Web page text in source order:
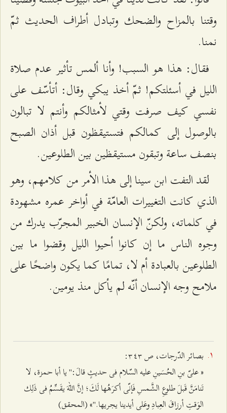
وقتنا بالمزاح والضحك وتبادل أطراف الحديث ثمّ
نمنا.
فقال: هذا هو السبب! وأنا ألمس تأثير عدم صلاة
الليل في أسئلتکم! ثمّ أخذ يبكي وقال: أتأسّف على
نفسي كيف صرفت وقتي لأمثالكم وأنتم لا تبالون
بالوصول إلى كمالكم فتستيقظون قبل أذان الصبح
بنصف ساعة وتبقون مستيقظين بين الطلوعين.
لقد التفت ابن سينا إلى هذا الأمر من كلامهم، وهو
الذي كانت التغييرات العامّة في أواخر عمره مشهودة
في كلماته، ولكنّ الإنسان الخبير المجرّب يدرك من
وجوه الناس ما إن كانوا أحيوا الليل وقضوا ما بين
الطلوعين بالعبادة أم لا، تمامًا كما يكون واضحًا على
ملامح وجه الإنسان أنّه لم يأكل منذ يومين.
بصائر الدّرجات، ص ٣٤٣:
« علىّ بنِ الحُسَينِ عليه السّلام فى حديثٍ قالَ:" يا أبا حمزة، لا
تَنامَنَّ قَبلَ طلوعِ الشَّمسِ فَإنّى أكرَهُها لَكَ؛ إنَّ اللهَ يقَسِّمُ فى ذَلِك
الوَقتِ أرزاقَ العِبادِ وعَلى أيدينا يجريها."» (المحقق)